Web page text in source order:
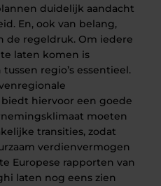
duidelijk aandacht
En, ook van belang,
de regeldruk. Om iedere
laten komen is
regio’s essentieel.
hiervoor een goede
moeten
transities, zodat
verdienvermogen
Europese rapporten van
laten nog eens zien